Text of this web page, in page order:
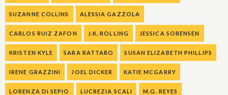
SUZANNE COLLINS ALESSIA GAZZOLA
CARLOS RUIZ ZAFON J.K. ROLLING JESSICA SORENSEN
KRISTEN KYLE SARA RATTARO SUSAN ELIZABETH PHILLIPS
IRENE GRAZZINI JOEL DICKER KATIE MCGARRY
LORENZA DI SEPIO LUCREZIA SCALI M.G. REYES